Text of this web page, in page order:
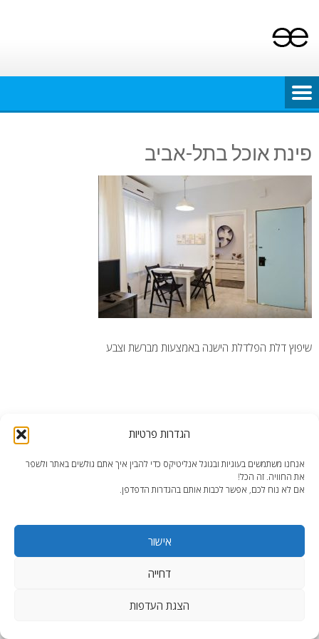
הגדרות פרטיות
אנחנו משתמשים בעוגיות ובגוגל אנליטיקס כדי להבין איך אתם גולשים באתר ולשפר
את החוויה. זה הכל!
אם לא נוח לכם, אפשר לכבות אותם בהגדרות הדפדפן.
אישור
דחייה
הצגת העדפות
content
פינת אוכל בתל-אביב
שיפוץ דלת הפלדלת הישנה באמצעות מברשת וצבע
WordPress Theme :AccessPress Lite